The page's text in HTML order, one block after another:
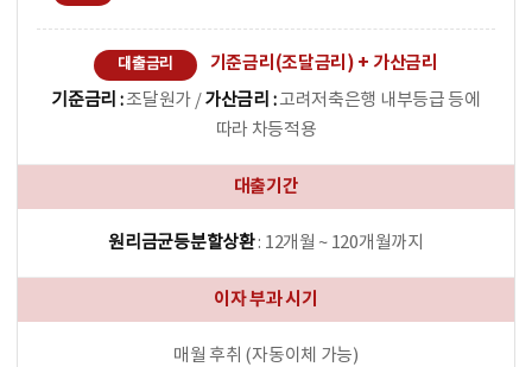
대출금리 기준금리(조달금리) + 가산금리
기준금리 :조달원가 /가산금리 :고려저축은행 내부등급 등에
따라 차등적용
대출기간
원리금균등분할상환: 12개월 ~ 120개월까지
이자 부과 시기
매월 후취 (자동이체 가능)